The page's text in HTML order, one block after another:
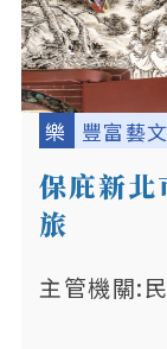
樂 豐富藝
保庇新北
旅
主管機關: